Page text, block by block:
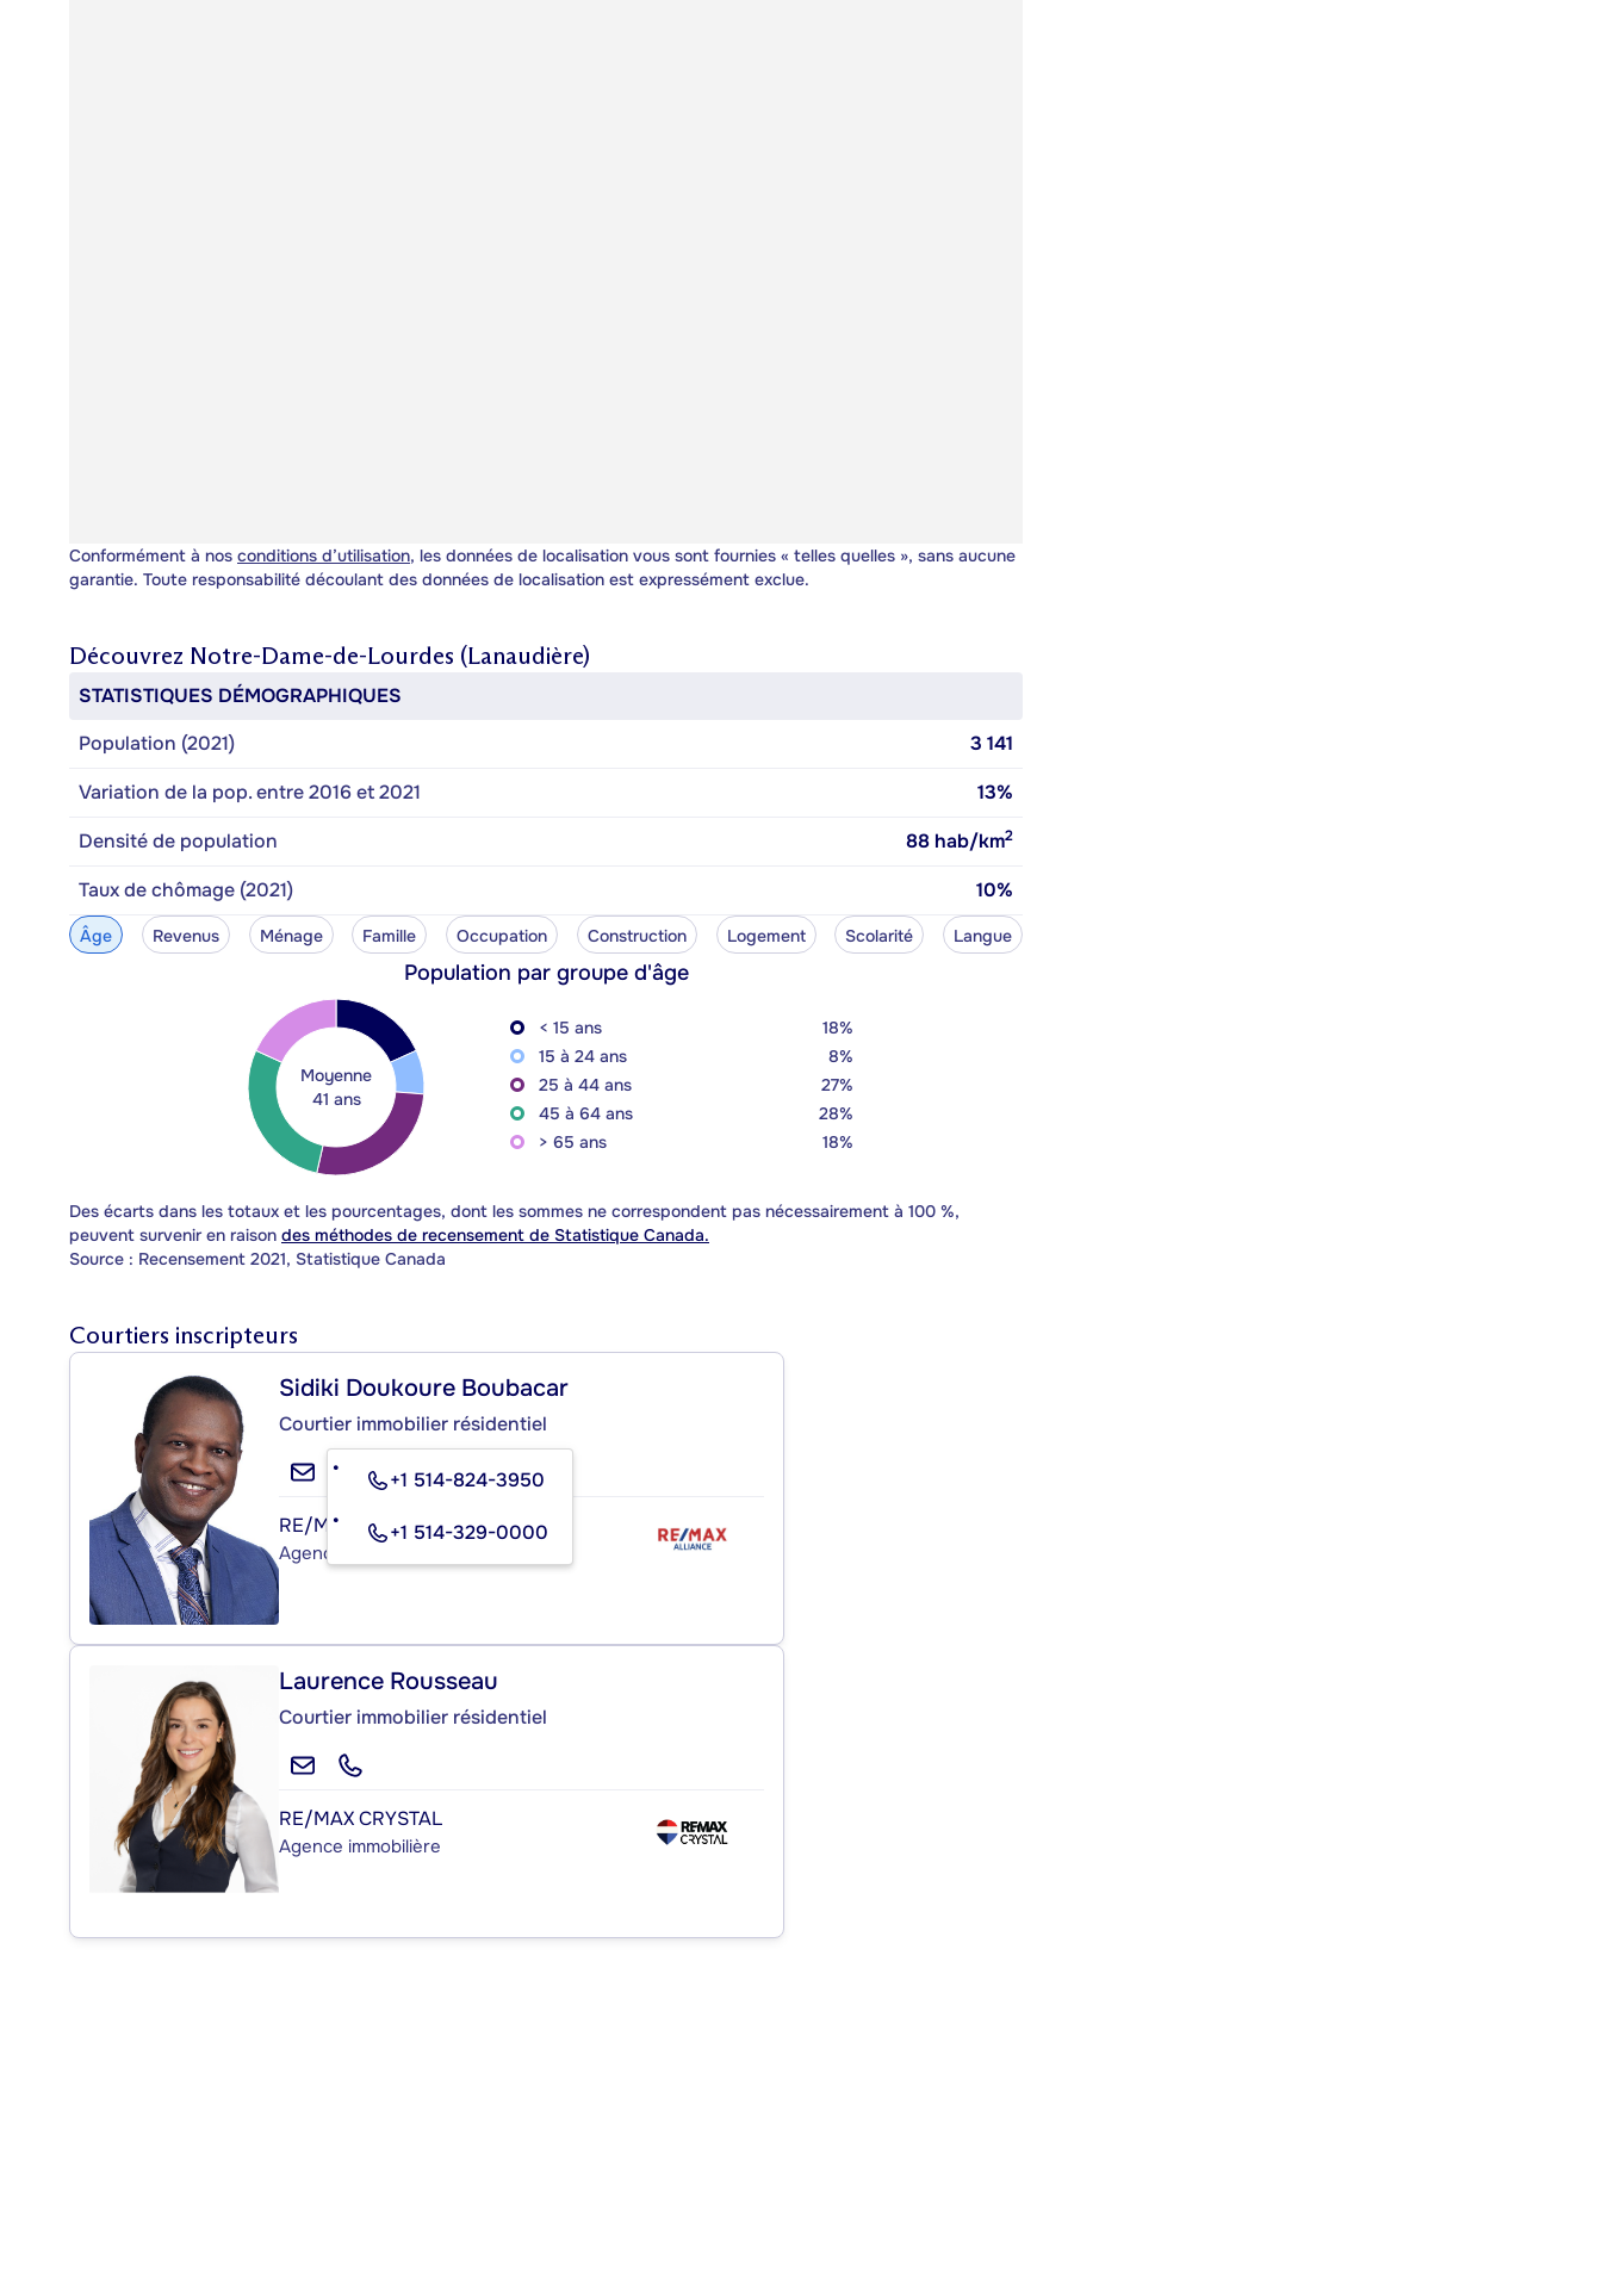
Conformément à nos conditions d’utilisation, les données de localisation vous sont fournies « telles quelles », sans aucune
garantie. Toute responsabilité découlant des données de localisation est expressément exclue.
Découvrez Notre-Dame-de-Lourdes (Lanaudière)
STATISTIQUES DÉMOGRAPHIQUES
Population (2021)
3 141
Variation de la pop. entre 2016 et 2021
13%
Densité de population
88 hab/km2
Taux de chômage (2021) 10%
Âge Revenus Ménage Famille Occupation Construction Logement Scolarité Langue
Population par groupe d'âge
Moyenne
41 ans
< 15 ans
18%
15 à 24 ans
8%
25 à 44 ans
27%
45 à 64 ans
28%
> 65 ans
18%
Des écarts dans les totaux et les pourcentages, dont les sommes ne correspondent pas nécessairement à 100 %,
peuvent survenir en raison des méthodes de recensement de Statistique Canada.
Source : Recensement 2021, Statistique Canada
Courtiers inscripteurs
Sidiki Doukoure Boubacar
Courtier immobilier résidentiel
+1 514-824-3950
+1 514-329-0000
RE/MAX ALLIANCE INC.
Agence immobilière
Laurence Rousseau
Courtier immobilier résidentiel
RE/MAX CRYSTAL
Agence immobilière